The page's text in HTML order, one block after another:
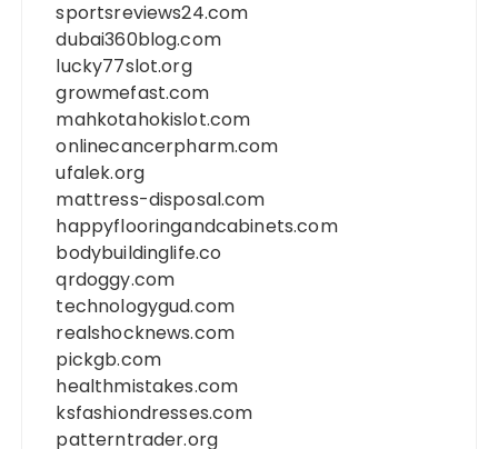
sportsreviews24.com
dubai360blog.com
lucky77slot.org
growmefast.com
mahkotahokislot.com
onlinecancerpharm.com
ufalek.org
mattress-disposal.com
happyflooringandcabinets.com
bodybuildinglife.co
qrdoggy.com
technologygud.com
realshocknews.com
pickgb.com
healthmistakes.com
ksfashiondresses.com
patterntrader.org